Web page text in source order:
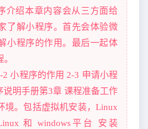
介绍本章内容会从三方面给
了解小程序。首先会体验微
小程序的作用。最后一起体
2 小程序的作用 2-3 申请小程
说明手册第3章 课程准备工作
境。包括虚拟机安装，Linux
和 windows平台 安装